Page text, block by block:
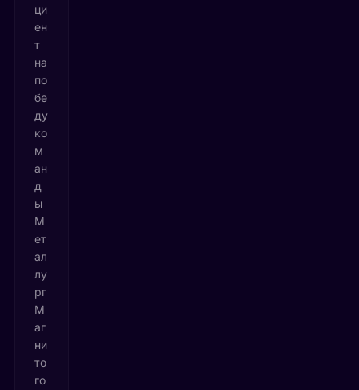
ци
ен
т
на
по
бе
ду
ко
м
ан
д
ы
М
ет
ал
лу
рг
М
аг
ни
то
го